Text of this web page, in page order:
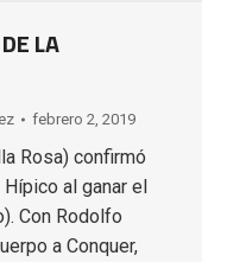
LA
febrero 2, 2019
Rosa) confirmó
al ganar el
Con Rodolfo
a Conquer,